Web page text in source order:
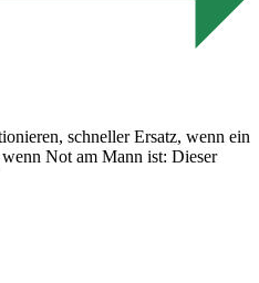
schneller Ersatz, wenn ein
Not am Mann ist: Dieser